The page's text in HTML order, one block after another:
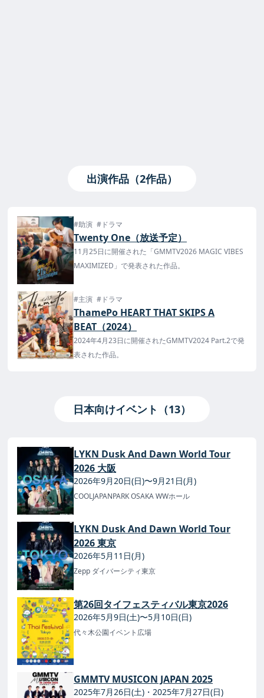
出演作品（2作品）
#助演 #ドラマ
Twenty One（放送予定）
11月25日に開催された「GMMTV2026 MAGIC VIBES
MAXIMIZED」で発表された作品。
#主演 #ドラマ
ThamePo HEART THAT SKIPS A
BEAT（2024）
2024年4月23日に開催されたGMMTV2024 Part.2で発
表された作品。
日本向けイベント（13）
LYKN Dusk And Dawn World Tour
2026 大阪
2026年9月20日(日)〜9月21日(月)
COOLJAPANPARK OSAKA WWホール
LYKN Dusk And Dawn World Tour
2026 東京
2026年5月11日(月)
Zepp ダイバーシティ東京
第26回タイフェスティバル東京2026
2026年5月9日(土)〜5月10日(日)
代々木公園イベント広場
GMMTV MUSICON JAPAN 2025
2025年7月26日(土)・2025年7月27日(日)